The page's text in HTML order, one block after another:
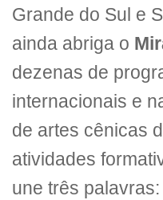
Grande do Sul e
ainda abriga o
dezenas de
internacionais e
de artes cênicas
atividades
une três